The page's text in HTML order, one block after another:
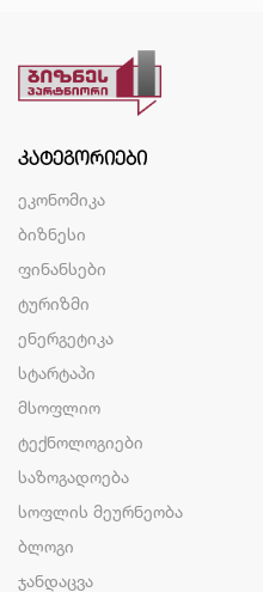
ᲙᲐᲢᲔᲒᲝᲠᲘᲔᲑᲘ
ეკონომიკა
ბიზნესი
ფინანსები
ტურიზმი
ენერგეტიკა
სტარტაპი
მსოფლიო
ტექნოლოგიები
საზოგადოება
სოფლის მეურნეობა
ბლოგი
ჯანდაცვა